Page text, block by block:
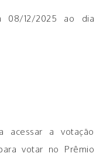
08/12/2025 ao dia
acessar a votação
votar no Prêmio